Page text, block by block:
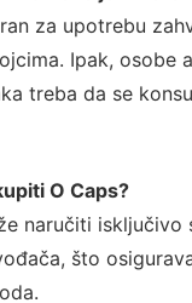
za upotrebu
Ipak, osobe
treba da se
O Caps?
naručiti isključivo
što